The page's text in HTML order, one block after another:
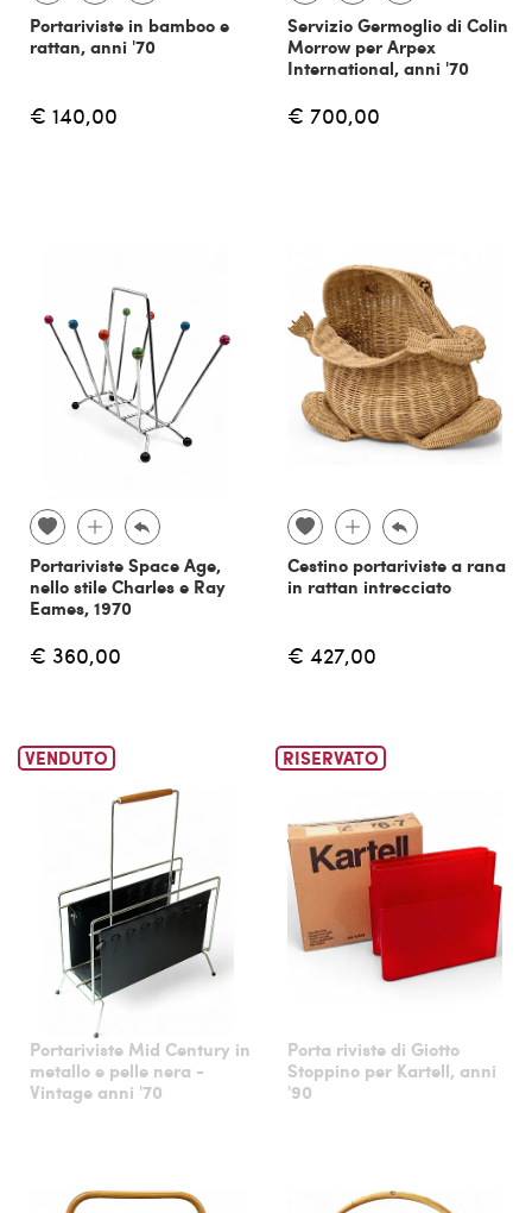
Portariviste in bamboo e
rattan, anni '70
€ 140,00
Servizio Germoglio di Colin
Morrow per Arpex
International, anni '70
€ 700,00
Portariviste Space Age,
nello stile Charles e Ray
Eames, 1970
€ 360,00
Cestino portariviste a rana
in rattan intrecciato
€ 427,00
VENDUTO
Portariviste Mid Century in
metallo e pelle nera -
Vintage anni '70
RISERVATO
Porta riviste di Giotto
Stoppino per Kartell, anni
'90